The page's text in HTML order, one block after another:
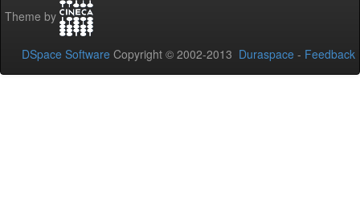
Theme by
DSpace Software Copyright © 2002-2013 Duraspace - Feedback